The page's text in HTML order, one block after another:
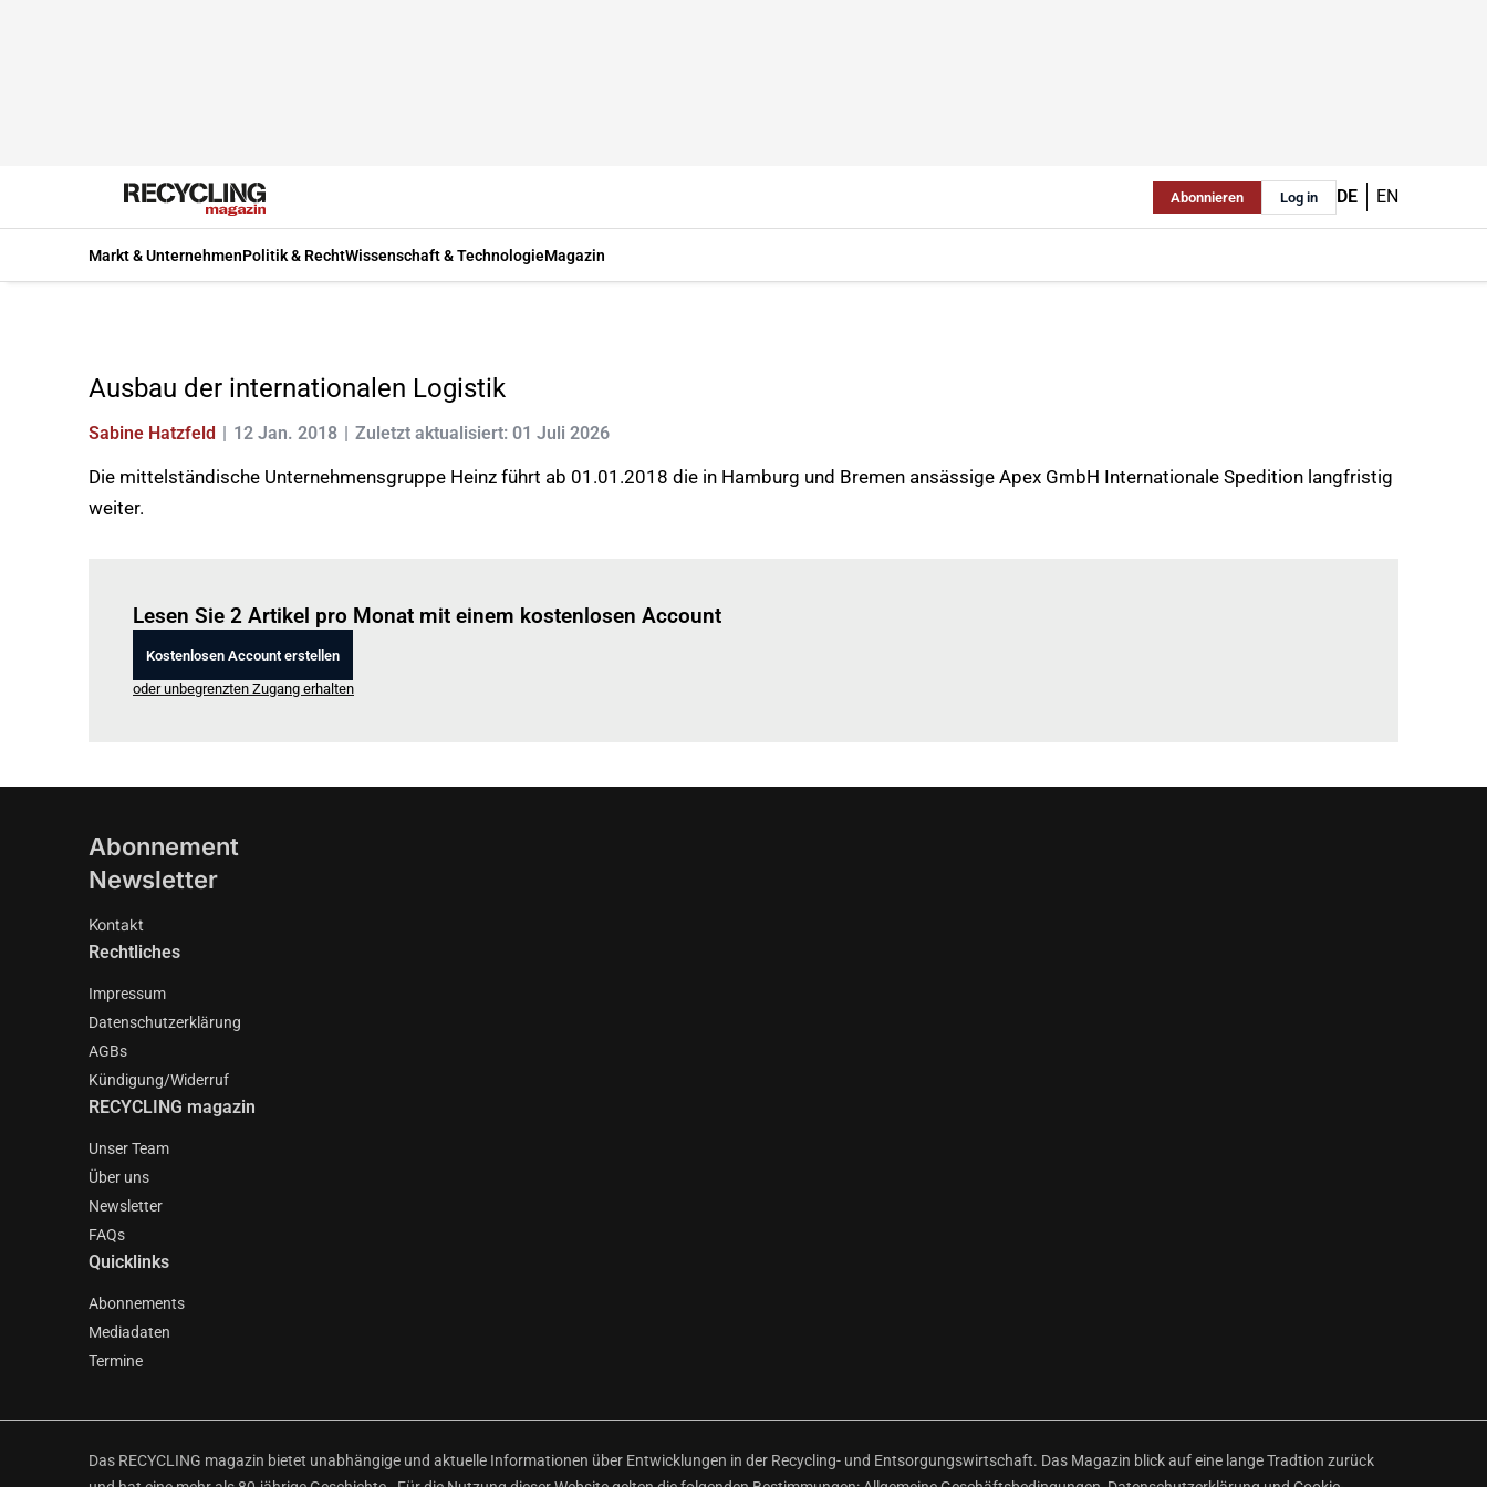
Abonnieren Log in DE EN
Markt & UnternehmenPolitik & RechtWissenschaft & TechnologieMagazin
Ausbau der internationalen Logistik
Sabine Hatzfeld 12 Jan. 2018 Zuletzt aktualisiert: 01 Juli 2026
Die mittelständische Unternehmensgruppe Heinz führt ab 01.01.2018 die in Hamburg und Bremen ansässige Apex GmbH Internationale Spedition langfristig
weiter.
Lesen Sie 2 Artikel pro Monat mit einem kostenlosen Account
Kostenlosen Account erstellen
oder unbegrenzten Zugang erhalten
Abonnement
Newsletter
Kontakt
Rechtliches
Impressum
Datenschutzerklärung
AGBs
Kündigung/Widerruf
RECYCLING magazin
Unser Team
Über uns
Newsletter
FAQs
Quicklinks
Abonnements
Mediadaten
Termine
Das RECYCLING magazin bietet unabhängige und aktuelle Informationen über Entwicklungen in der Recycling- und Entsorgungswirtschaft. Das Magazin blick auf eine lange Tradtion zurück